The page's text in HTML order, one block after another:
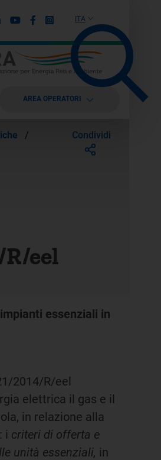
ITA
LinkedinYoutubeFacebook
Instagram
AREA OPERATORI
/
Condividi
eel
essenziali in
2014/R/eel
elettrica il gas e il
in relazione alla
i criteri di offerta e
unità essenziali, in